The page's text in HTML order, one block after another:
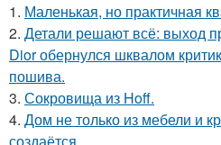
1. Маленькая, но практичная
2. Детали решают всё: выход
Dior обернулся шквалом
пошива.
3. Сокровища из Hoff.
4. Дом не только из мебели и